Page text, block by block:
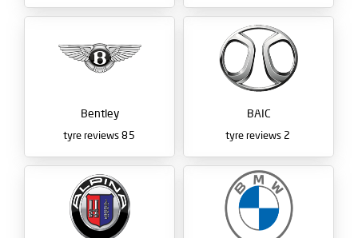
BAIC
2
Bentley
85
tyre reviews